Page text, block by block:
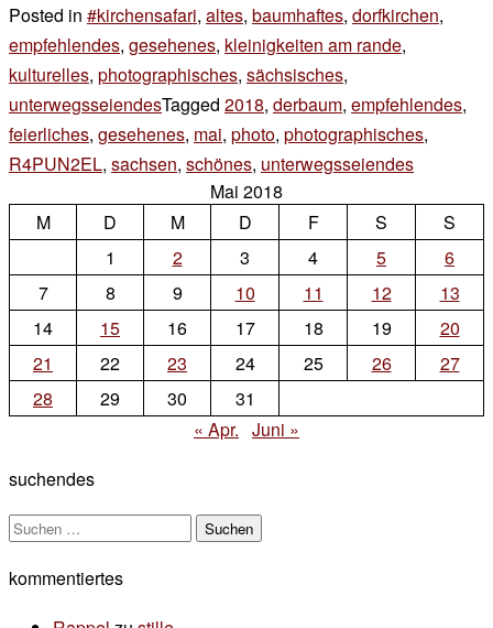
Posted in #kirchensafari, altes, baumhaftes, dorfkirchen,
empfehlendes, gesehenes, kleinigkeiten am rande,
kulturelles, photographisches, sächsisches,
unterwegsseiendesTagged 2018, derbaum, empfehlendes,
feierliches, gesehenes, mai, photo, photographisches,
R4PUN2EL, sachsen, schönes, unterwegsseiendes
sonn
Mai 2018
M
D M D F S
S
1
2 3 4 5
6
7
8 9 10 11 12
13
14
15 16 17 18 19
20
21
22 23 24 25 26
27
28
29 30
31
« Apr. Juni »
suchendes
Suchen
kommentiertes